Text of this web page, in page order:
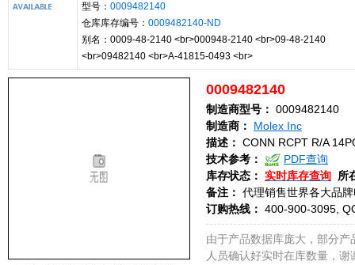
型号： 0009482140
仓库库存编号： 0009482140-ND
别名：0009-48-2140 <br>000948-2140 <br>09-48-2140
<br>09482140 <br>A-41815-0493 <br>
0009482140
制造商型号： 0009482140
制造商：
Molex Inc
描述： CONN RCPT R/A
技术参考：
PDF查询
库存状态： 实时库存查询
所
备注： 代理销售世界各大品
订购热线： 400-900-3095,
由于产品数据库庞大，部分
人员确认好实时在库数量，谢